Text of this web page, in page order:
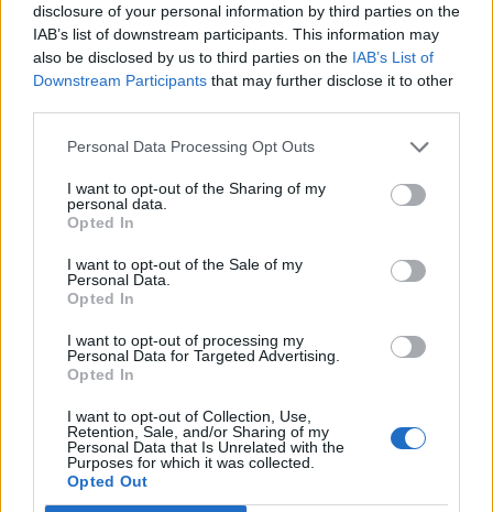
disclosure of your personal information by third parties on the
IAB’s list of downstream participants. This information may
also be disclosed by us to third parties on the IAB’s List of
Downstream Participants that may further disclose it to other
Personal Data Processing Opt Outs
I want to opt-out of the Sharing of my
personal data.
Opted In
I want to opt-out of the Sale of my
Personal Data.
Opted In
I want to opt-out of processing my
Personal Data for Targeted Advertising.
Opted In
I want to opt-out of Collection, Use,
Retention, Sale, and/or Sharing of my
Personal Data that Is Unrelated with the
Purposes for which it was collected.
Opted Out
megállapításon keresztül mutatjuk be, a 28
európai ország (a vasút nélküli Ciprust és Máltát
leszámítva az összes EU tagállam, valamint Svájc
legnagyobb üzleti és networking találkozója! Idén a 22.
alkalommal!Információ és jelentkezés1. A magyar vonatok
késnek a legtöbbetHatásvadász kijelentés,. de részben
igaz. Az Európa-szerte legfrissebb elérhető adatok (2014,
illetve néhány ország esetében 2012/2013) szerint a
Magyarországon közlekedő elővárosi és regionális...
KEDVES OLVASÓNK!
A keresett cikk a portfolio.hu hírarchívumához
tartozik, melynek olvasása előfizetéses
regisztrációhoz kötött.